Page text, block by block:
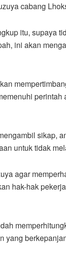
cabang
itu, supaya
ini akan
sikap,
untuk tidak
agar
hak-hak
yang